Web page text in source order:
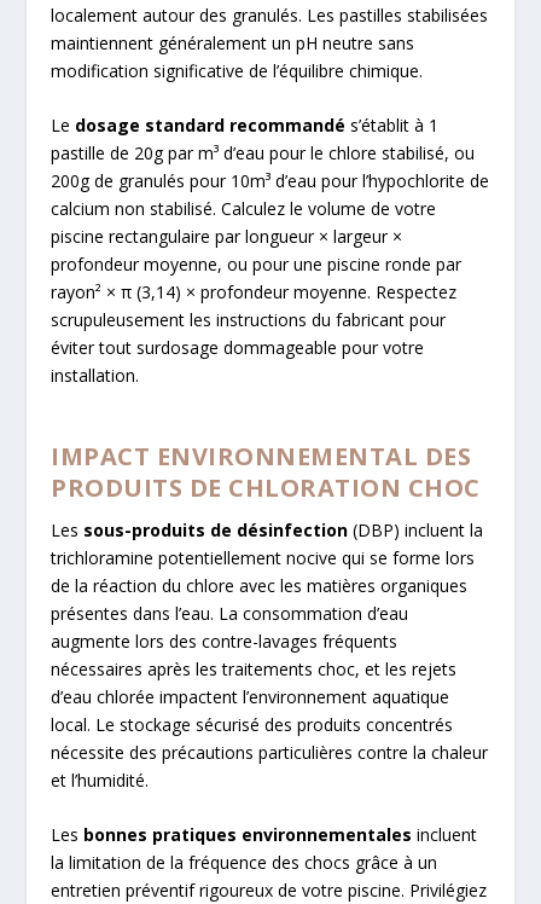
localement autour des granulés. Les pastilles stabilisées
maintiennent généralement un pH neutre sans
modification significative de l’équilibre chimique.
Le dosage standard recommandé s’établit à 1
pastille de 20g par m³ d’eau pour le chlore stabilisé, ou
200g de granulés pour 10m³ d’eau pour l’hypochlorite de
calcium non stabilisé. Calculez le volume de votre
piscine rectangulaire par longueur × largeur ×
profondeur moyenne, ou pour une piscine ronde par
rayon² × π (3,14) × profondeur moyenne. Respectez
scrupuleusement les instructions du fabricant pour
éviter tout surdosage dommageable pour votre
installation.
IMPACT ENVIRONNEMENTAL DES
PRODUITS DE CHLORATION CHOC
Les sous-produits de désinfection (DBP) incluent la
trichloramine potentiellement nocive qui se forme lors
de la réaction du chlore avec les matières organiques
présentes dans l’eau. La consommation d’eau
augmente lors des contre-lavages fréquents
nécessaires après les traitements choc, et les rejets
d’eau chlorée impactent l’environnement aquatique
local. Le stockage sécurisé des produits concentrés
nécessite des précautions particulières contre la chaleur
et l’humidité.
Les bonnes pratiques environnementales incluent
la limitation de la fréquence des chocs grâce à un
entretien préventif rigoureux de votre piscine. Privilégiez